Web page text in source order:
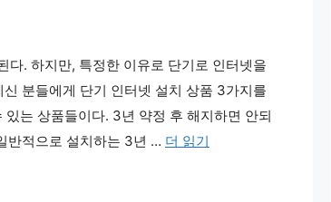
다. 하지만, 특정한 이유로 단기로 인터넷을
분들에게 단기 인터넷 설치 상품 3가지를
는 상품들이다. 3년 약정 후 해지하면 안되
반적으로 설치하는 3년 … 더 읽기